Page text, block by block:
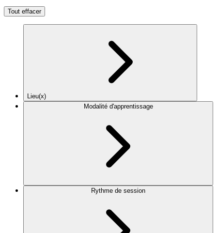
Tout effacer
Lieu(x)
Modalité d'apprentissage
Rythme de session